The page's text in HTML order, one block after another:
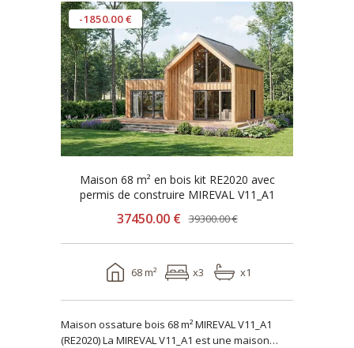
-1850.00 €
Maison 68 m² en bois kit RE2020 avec
permis de construire MIREVAL V11_A1
37450.00 € 39300.00 €
68 m² x3 x1
Maison ossature bois 68 m² MIREVAL V11_A1
(RE2020) La MIREVAL V11_A1 est une maison